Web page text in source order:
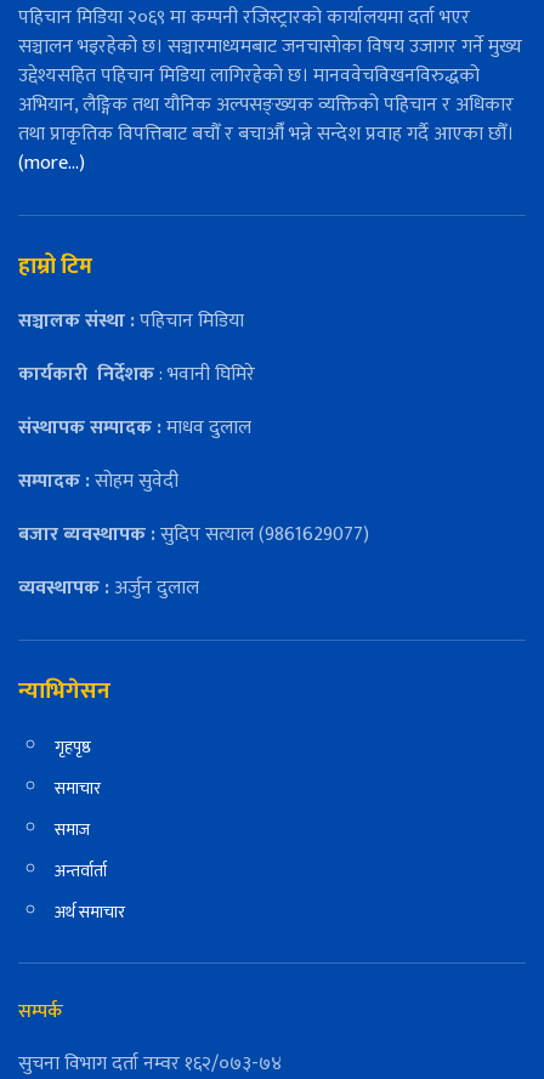
पहिचान मिडिया २०६९ मा कम्पनी रजिस्ट्रारको कार्यालयमा दर्ता भएर
सञ्चालन भइरहेको छ। सञ्चारमाध्यमबाट जनचासोका विषय उजागर गर्ने मुख्य
उद्देश्यसहित पहिचान मिडिया लागिरहेको छ। मानववेचविखनविरुद्धको
अभियान, लैङ्गिक तथा यौनिक अल्पसङ्ख्यक व्यक्तिको पहिचान र अधिकार
तथा प्राकृतिक विपत्तिबाट बचौँ र बचाऔँ भन्ने सन्देश प्रवाह गर्दै आएका छौँ।
(more…)
हाम्रो टिम
सञ्चालक संस्था :पहिचान मिडिया
कार्यकारी निर्देशक: भवानी घिमिरे
संस्थापक सम्पादक :माधव दुलाल
सम्पादक :सोहम सुवेदी
बजार ब्यवस्थापक :सुदिप सत्याल (9861629077)
व्यवस्थापक :अर्जुन दुलाल
न्याभिगेसन
गृहपृष्ठ
समाचार
समाज
अन्तर्वार्ता
अर्थ समाचार
सम्पर्क
सुचना विभाग दर्ता नम्वर १६२/०७३-७४